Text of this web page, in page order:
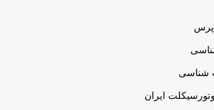
پرس
شناسی
ایران